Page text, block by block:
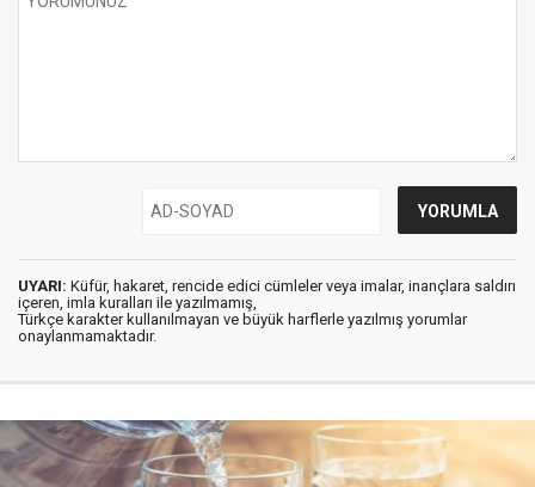
UYARI: Küfür, hakaret, rencide edici cümleler veya imalar, inançlara saldırı
içeren, imla kuralları ile yazılmamış,
Türkçe karakter kullanılmayan ve büyük harflerle yazılmış yorumlar
onaylanmamaktadır.